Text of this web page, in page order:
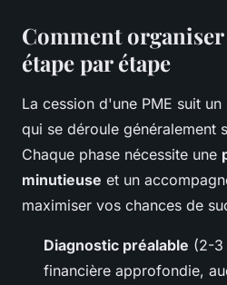
Comment
étape par étape
La cession d'une PME suit
qui se déroule généralement
Chaque phase nécessite une
minutieuse et un
maximiser vos chances de
Diagnostic préalable (2-3
financière approfondie,